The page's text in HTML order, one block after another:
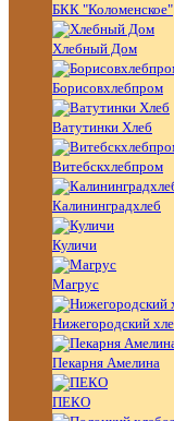
БКК "Коломенское"
Хлебный Дом
Борисовхлебпром
Ватутинки Хлеб
Витебскхлебпром
Калининградхлеб
Куличи
Магрус
Нижегородский
Пекарня Амелина
ПЕКО